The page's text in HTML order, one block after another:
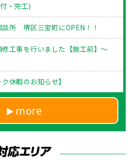
・完工)
所 堺区三宝町にOPEN！！
工事を行いました【施工前】～
休暇のお知らせ】
more